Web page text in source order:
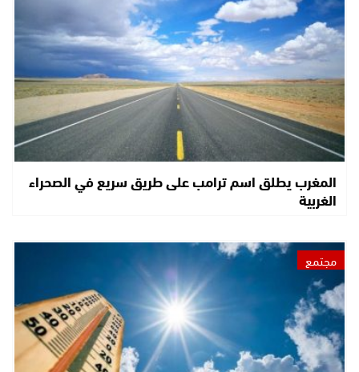
المغرب يطلق اسم ترامب على طريق سريع في الصحراء
الغربية
مجتمع